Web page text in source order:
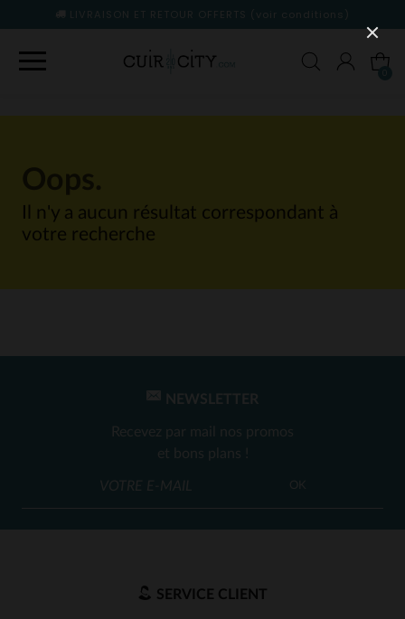
LIVRAISON ET RETOUR OFFERTS (voir conditions)
Il n'y a aucun résultat correspondant à
votre recherche
NEWSLETTER
Recevez par mail nos promos
et bons plans !
OK
SERVICE CLIENT